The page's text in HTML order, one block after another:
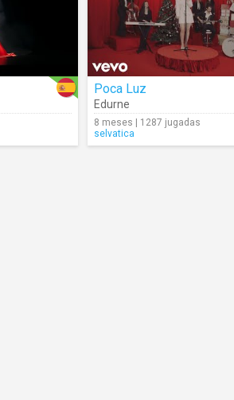
Poca Luz
Edurne
8 meses | 1287 jugadas
selvatica